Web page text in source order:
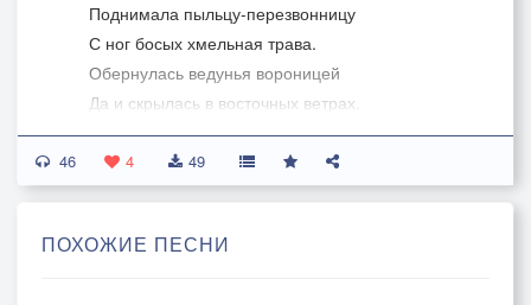
Поднимала пыльцу-перезвонницу
С ног босых хмельная трава.
Обернулась ведунья вороницей
Да и скрылась в восточных ветрах.
А за нею, с далёкими криками,
Уносились в сизую высь
— Разрывая платок синевы.
46 4 49
ПОХОЖИЕ ПЕСНИ